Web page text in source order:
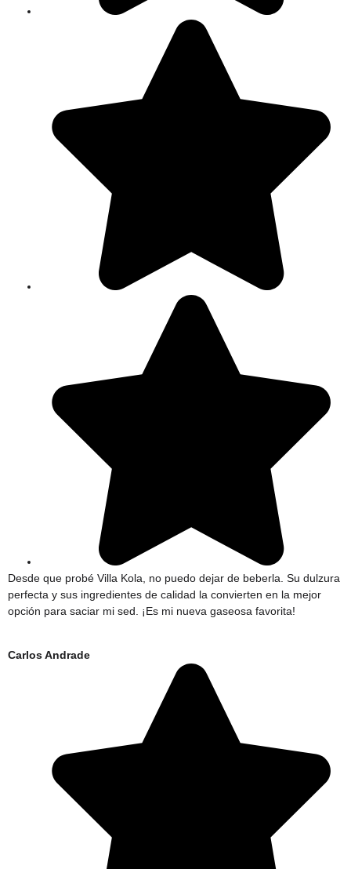
Desde que probé Villa Kola, no puedo dejar de beberla. Su dulzura
perfecta y sus ingredientes de calidad la convierten en la mejor
opción para saciar mi sed. ¡Es mi nueva gaseosa favorita!
Carlos Andrade